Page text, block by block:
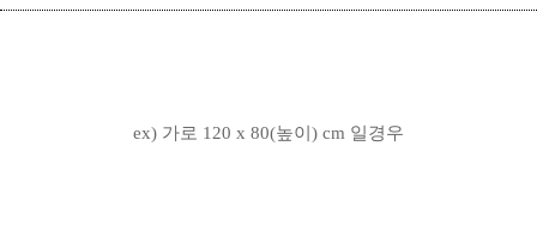
ex) 가로 120 x 80(높이) cm 일경우